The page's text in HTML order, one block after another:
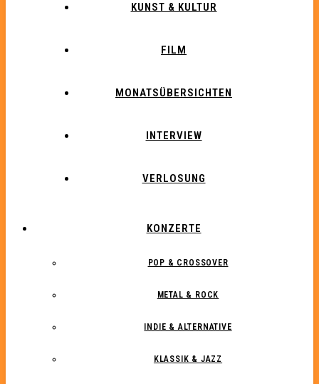
KUNST & KULTUR
FILM
MONATSÜBERSICHTEN
INTERVIEW
VERLOSUNG
KONZERTE
POP & CROSSOVER
METAL & ROCK
INDIE & ALTERNATIVE
KLASSIK & JAZZ